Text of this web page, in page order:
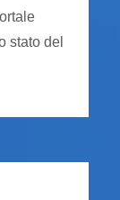
stato del